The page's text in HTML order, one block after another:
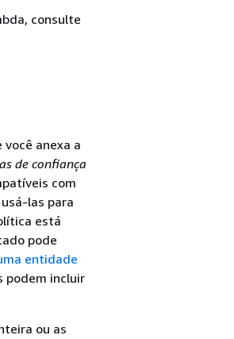
consulte
anexa a
de confiança
com
las para
está
pode
entidade
podem incluir
ou as